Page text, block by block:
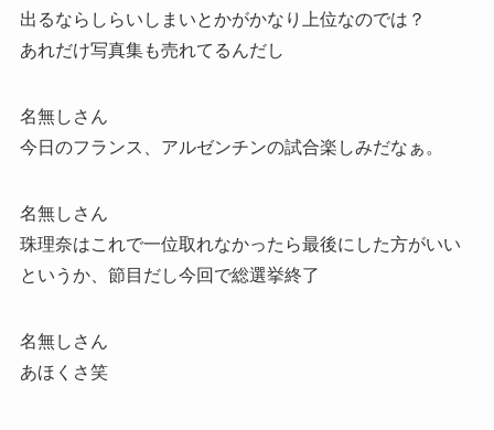
出るならしらいしまいとかがかなり上位なのでは？
あれだけ写真集も売れてるんだし
名無しさん
今日のフランス、アルゼンチンの試合楽しみだなぁ。
名無しさん
珠理奈はこれで一位取れなかったら最後にした方がいい
というか、節目だし今回で総選挙終了
名無しさん
あほくさ笑